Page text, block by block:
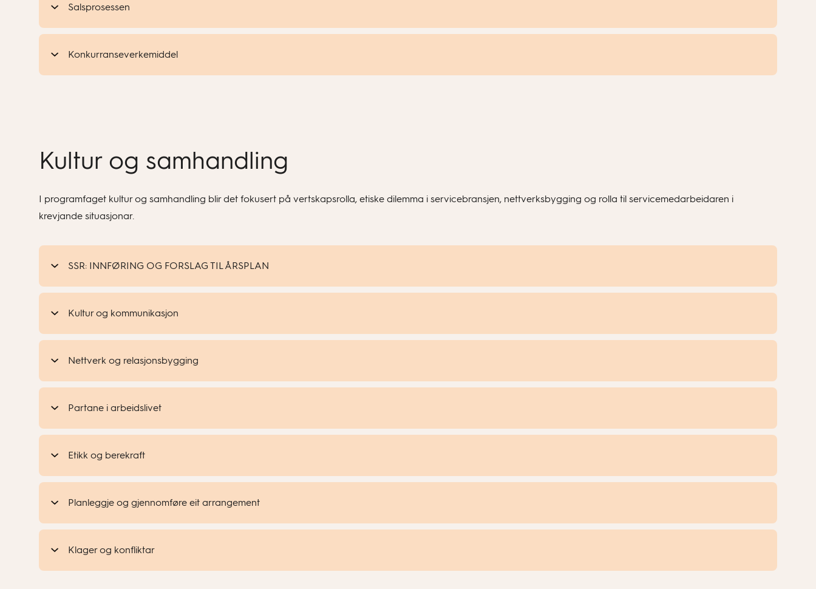
Salsprosessen
Konkurranseverkemiddel
Kultur og samhandling
I programfaget kultur og samhandling blir det fokusert på vertskapsrolla, etiske dilemma i servicebransjen, nettverksbygging og rolla til servicemedarbeidaren i
krevjande situasjonar.
SSR: INNFØRING OG FORSLAG TIL ÅRSPLAN
Kultur og kommunikasjon
Nettverk og relasjonsbygging
Partane i arbeidslivet
Etikk og berekraft
Planleggje og gjennomføre eit arrangement
Klager og konfliktar